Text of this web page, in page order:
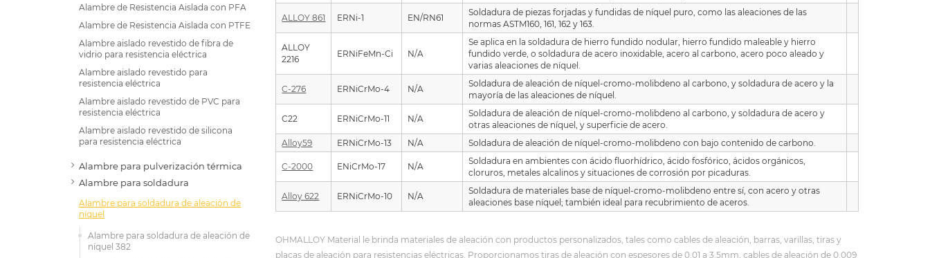
ALLOY 861 ERNi-1 EN/RN61
Soldadura de piezas forjadas y fundidas de níquel puro, como las aleaciones de las
normas ASTM160, 161, 162 y 163.
ALLOY
2216
ERNiFeMn-Ci N/A
Se aplica en la soldadura de hierro fundido nodular, hierro fundido maleable y hierro
fundido verde, o soldadura de acero inoxidable, acero al carbono, acero poco aleado y
varias aleaciones de níquel.
C-276 ERNiCrMo-4 N/A
Soldadura de aleación de níquel-cromo-molibdeno al carbono, y soldadura de acero y la
mayoría de las aleaciones de níquel.
C22 ERNiCrMo-11 N/A
Soldadura de aleación de níquel-cromo-molibdeno al carbono, y soldadura de acero y
otras aleaciones de níquel, y superficie de acero.
Alloy59
ERNiCrMo-13 N/A Soldadura de aleación de níquel-cromo-molibdeno con bajo contenido de carbono.
C-2000 ENiCrMo-17 N/A
Soldadura en ambientes con ácido fluorhídrico, ácido fosfórico, ácidos orgánicos,
cloruros, metales alcalinos y situaciones de corrosión por picaduras.
Alloy 622 ERNiCrMo-10 N/A
Soldadura de materiales base de níquel-cromo-molibdeno entre sí, con acero y otras
aleaciones base níquel; también ideal para recubrimiento de aceros.
OHMALLOY Material le brinda materiales de aleación con productos personalizados, tales como cables de aleación, barras, varillas, tiras y
placas de aleación para resistencias eléctricas. Proporcionamos tiras de aleación con espesores de 0.01 a 3.5mm, cables de aleación de 0.009
Alambre de Resistencia Aislada con PFA
Alambre de Resistencia Aislada con PTFE
Alambre aislado revestido de fibra de
vidrio para resistencia eléctrica
Alambre aislado revestido para
resistencia eléctrica
Alambre aislado revestido de PVC para
resistencia eléctrica
Alambre aislado revestido de silicona
para resistencia eléctrica
Alambre para pulverización térmica
Alambre para soldadura
Alambre para soldadura de aleación de
níquel
Alambre para soldadura de aleación de
níquel 382